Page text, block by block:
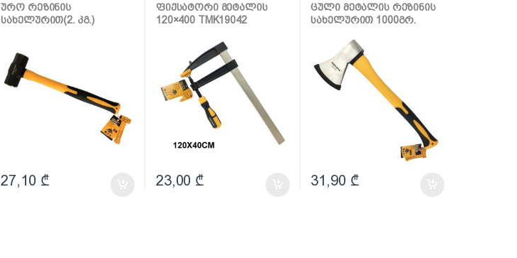
ურო რეზინის
სახელურით(2. კგ.)
27,10 ₾
ფიქსატორი მეტალის
120×400 TMK19042
23,00 ₾
ცული მეტალის რეზინის
სახელურით 1000გრ.
31,90 ₾